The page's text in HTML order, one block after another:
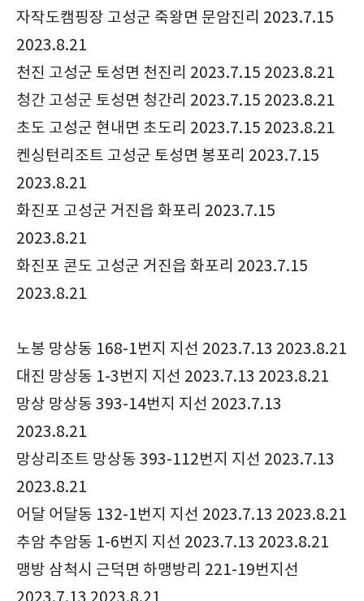
자작도캠핑장 고성군 죽왕면 문암진리 2023.7.15
2023.8.21
천진 고성군 토성면 천진리 2023.7.15 2023.8.21
청간 고성군 토성면 청간리 2023.7.15 2023.8.21
초도 고성군 현내면 초도리 2023.7.15 2023.8.21
켄싱턴리조트 고성군 토성면 봉포리 2023.7.15
2023.8.21
화진포 고성군 거진읍 화포리 2023.7.15
2023.8.21
화진포 콘도 고성군 거진읍 화포리 2023.7.15
2023.8.21
노봉 망상동 168-1번지 지선 2023.7.13 2023.8.21
대진 망상동 1-3번지 지선 2023.7.13 2023.8.21
망상 망상동 393-14번지 지선 2023.7.13
2023.8.21
망상리조트 망상동 393-112번지 지선 2023.7.13
2023.8.21
어달 어달동 132-1번지 지선 2023.7.13 2023.8.21
추암 추암동 1-6번지 지선 2023.7.13 2023.8.21
맹방 삼척시 근덕면 하맹방리 221-19번지선